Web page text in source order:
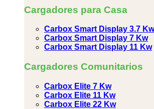
Cargadores para Casa
Carbox Smart Display 3.7 Kw
Carbox Smart Display 7 Kw
Carbox Smart Display 11 Kw
Cargadores Comunitarios
Carbox Elite 7 Kw
Carbox Elite 11 Kw
Carbox Elite 22 Kw